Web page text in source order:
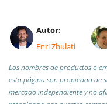
Autor:
Enri Zhulati
Los nombres de productos o
esta página son propiedad de
mercado independiente y no